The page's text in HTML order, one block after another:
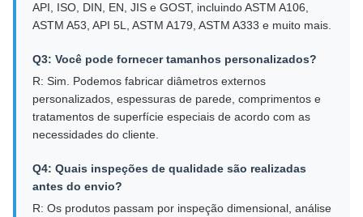
API, ISO, DIN, EN, JIS e GOST, incluindo ASTM A106,
ASTM A53, API 5L, ASTM A179, ASTM A333 e muito mais.
Q3: Você pode fornecer tamanhos personalizados?
R: Sim. Podemos fabricar diâmetros externos
personalizados, espessuras de parede, comprimentos e
tratamentos de superfície especiais de acordo com as
necessidades do cliente.
Q4: Quais inspeções de qualidade são realizadas
antes do envio?
R: Os produtos passam por inspeção dimensional, análise